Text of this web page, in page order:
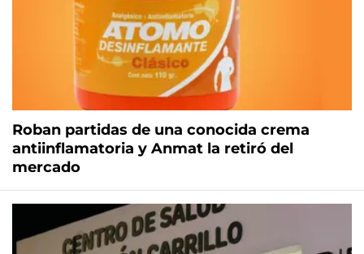
Roban partidas de una conocida crema
antiinflamatoria y Anmat la retiró del
mercado